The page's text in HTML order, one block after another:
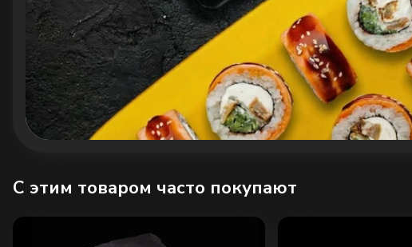
C этим товаром часто покупают